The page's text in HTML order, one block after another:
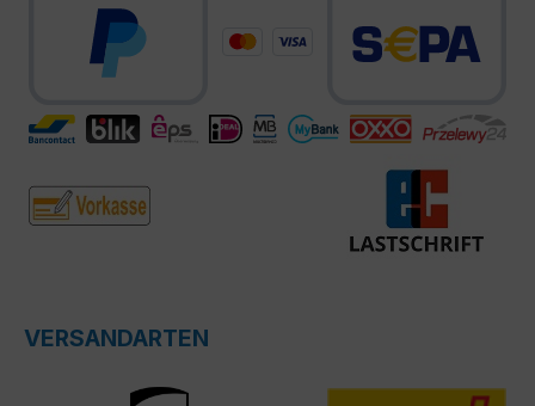
VERSANDARTEN